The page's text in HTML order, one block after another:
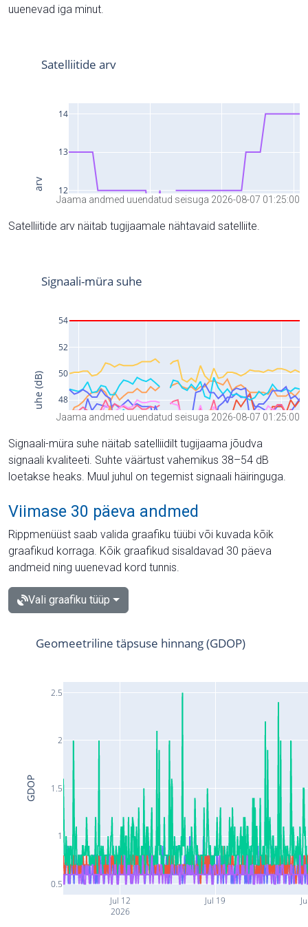
uuenevad iga minut.
Jaama andmed uuendatud seisuga 2026-08-07 01:25:00
Satelliitide arv näitab tugijaamale nähtavaid satelliite.
Jaama andmed uuendatud seisuga 2026-08-07 01:25:00
Signaali-müra suhe näitab satelliidilt tugijaama jõudva
signaali kvaliteeti. Suhte väärtust vahemikus 38–54 dB
loetakse heaks. Muul juhul on tegemist signaali häiringuga.
Viimase 30 päeva andmed
Rippmenüüst saab valida graafiku tüübi või kuvada kõik
graafikud korraga. Kõik graafikud sisaldavad 30 päeva
andmeid ning uuenevad kord tunnis.
Vali graafiku tüüp
Jul 12
2026
Jul 19
0.5
1
1.5
2
2.5
Geomeetriline täpsuse hinnang (GDOP)
GDOP